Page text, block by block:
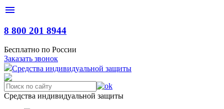
menu
8 800 201 8944
Бесплатно по России
Заказать звонок
Средства индивидуальной защиты
Средства индивидуальной защиты